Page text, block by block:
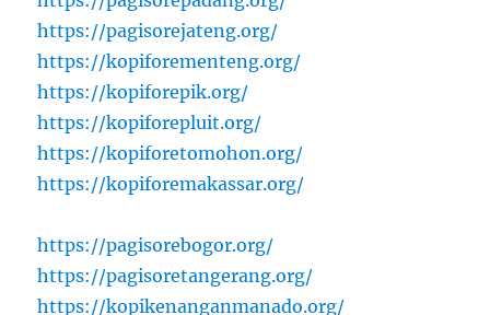
https://pagisorejateng.org/
https://kopiforementeng.org/
https://kopiforepik.org/
https://kopiforepluit.org/
https://kopiforetomohon.org/
https://kopiforemakassar.org/
https://pagisorebogor.org/
https://pagisoretangerang.org/
https://kopikenanganmanado.org/